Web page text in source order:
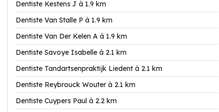
Dentiste Kestens J à 1.9 km
Dentiste Van Stalle P à 1.9 km
Dentiste Van Der Kelen A à 1.9 km
Dentiste Savoye Isabelle à 2.1 km
Dentiste Tandartsenpraktijk Liedent à 2.1 km
Dentiste Reybrouck Wouter à 2.1 km
Dentiste Cuypers Paul à 2.2 km